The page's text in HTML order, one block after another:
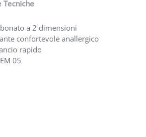
Tecniche
a 2 dimensioni
confortevole anallergico
rapido
05